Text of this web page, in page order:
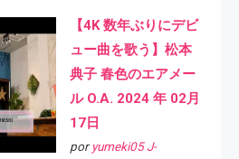
【4K 数年ぶりにデビ
ュー曲を歌う】松本
典子 春色のエアメー
ル O.A. 2024 年 02月
17日
por yumeki05 J-